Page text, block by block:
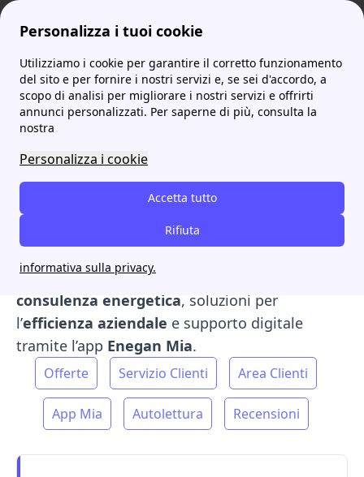
Personalizza i tuoi cookie
Utilizziamo i cookie per garantire il corretto funzionamento
del sito e per fornire i nostri servizi e, se sei d'accordo, a
scopo di analisi per migliorare i nostri servizi e offrirti
annunci personalizzati. Per saperne di più, consulta la
nostra
Personalizza i cookie
Accetta tutto
Rifiuta
informativa sulla privacy.
ProntoBolletta Enegan Luce e Gas: offerte, servizio clienti e le altre info utili sul fornitore
Enegan Luce e Gas:
offerte, servizio clienti e le
altre info utili sul fornitore
Enegan
con un forte focus sulle
Oltre a luce e gas, Enegan propone servizi di
consulenza energetica, soluzioni per
l’efficienza aziendale e supporto digitale
tramite l’app Enegan Mia.
Offerte Servizio Clienti Area Clienti
App Mia Autolettura Recensioni